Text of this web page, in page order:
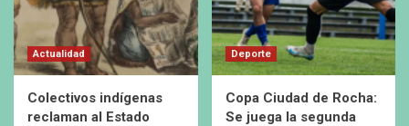
Actualidad
Colectivos indígenas
reclaman al Estado
Deporte
Copa Ciudad de Rocha:
Se juega la segunda